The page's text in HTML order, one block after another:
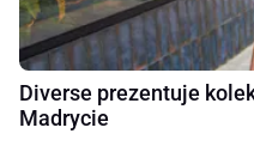
Diverse prezentuje
Madrycie